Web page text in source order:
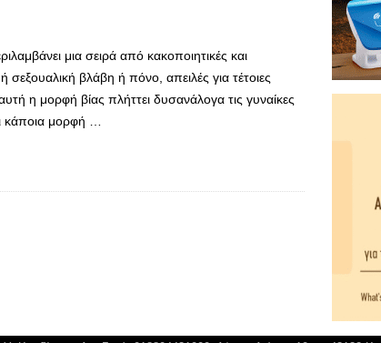
μια σειρά από κακοποιητικές και
βλάβη ή πόνο, απειλές για τέτοιες
η μορφή βίας πλήττει δυσανάλογα τις γυναίκες
κάποια μορφή …